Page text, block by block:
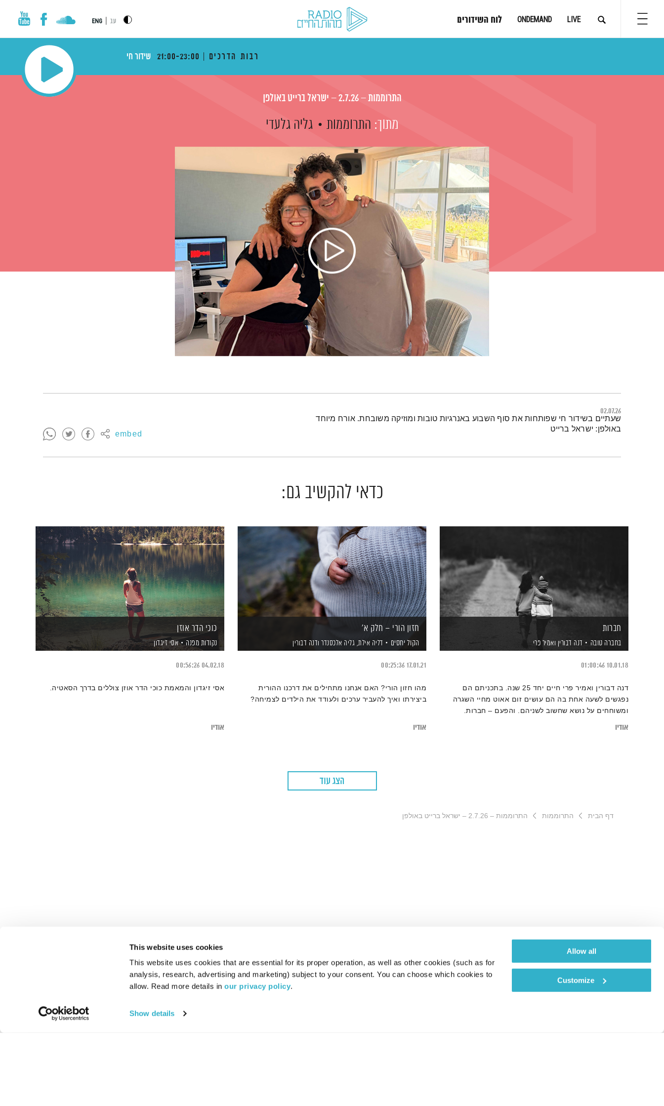
This website uses cookies
This website uses cookies that are essential for its proper operation, as well as other cookies (such as for
analysis, research, advertising and marketing) subject to your consent. You can choose which cookies to
allow. Read more details in our privacy policy.
Show details
Allow all
Customize
LIVE
ONDEMAND לוח השידורים עב ENG
רבות הדרכים 21:00-23:00 שידור חי
התרוממות – 2.7.26 – ישראל ברייט באולפן
מתוך: התרוממות גליה גלעדי
02.07.26
embed
תמצית הפודקאסט
שעתיים בשידור חי שפותחות את סוף השבוע באנרגיות טובות ומוזיקה משובחת. אורח מיוחד
באולפן: ישראל ברייט
כדאי להקשיב גם:
חברות
בחברה טובה דנה דבורין ואמיר פרי
10.01.18
01:00:46
דנה דבורין ואמיר פרי חיים יחד 25 שנה. בתכניתם הם
נפגשים לשעה אחת בה הם עושים זום אאוט מחיי השגרה
ומשוחחים על נושא שחשוב לשניהם. והפעם – חברות.
אודיו
חזון הורי – חלק א'
הקול יחסים דליה אילת, גליה אלכסנדר ודנה דבורין
17.01.21
00:25:36
מהו חזון הורי? האם אנחנו מתחילים את דרכנו ההורית
ביצירתו ואיך להעביר ערכים ולעודד את הילדים לצמיחה?
אודיו
כוכי הדר אוזן
נקודות מפנה אסי זיגדון
04.02.18
00:56:26
אסי זיגדון והמאמת כוכי הדר אוזן צוללים בדרך הסאטיה.
אודיו
הצג עוד
דף הבית התרוממות התרוממות – 2.7.26 – ישראל ברייט באולפן